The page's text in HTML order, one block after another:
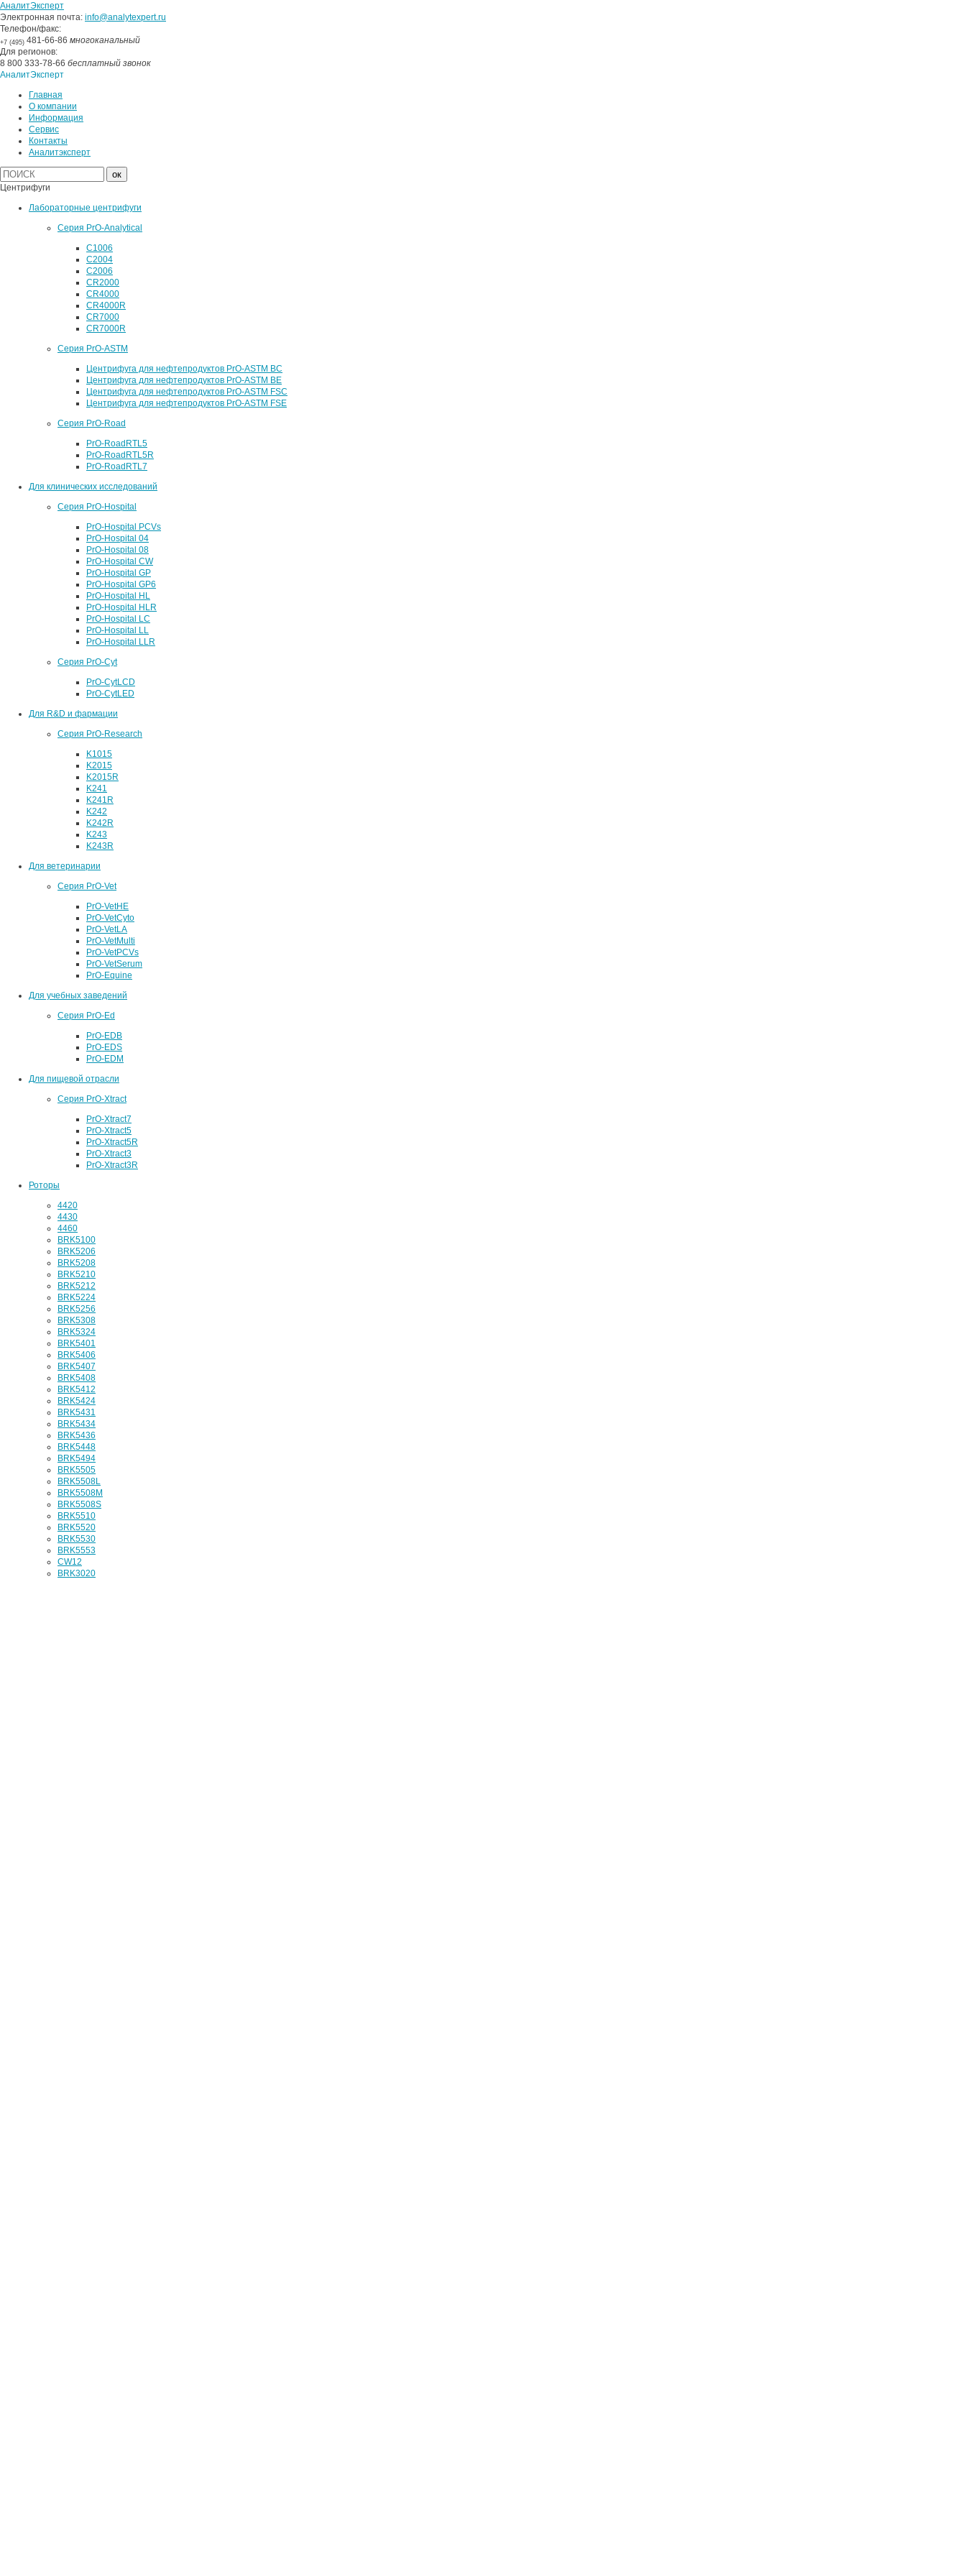
АналитЭксперт
Электронная почта: info@analytexpert.ru
Телефон/факс:
+7 (495) 481-66-86 многоканальный
Для регионов:
8 800 333-78-66 бесплатный звонок
АналитЭксперт
Главная
О компании
Информация
Сервис
Контакты
Аналитэксперт
Центрифуги
Лабораторные центрифуги
Серия PrO-Analytical
C1006
C2004
C2006
CR2000
CR4000
CR4000R
CR7000
CR7000R
Серия PrO-ASTM
Центрифуга для нефтепродуктов PrO-ASTM BC
Центрифуга для нефтепродуктов PrO-ASTM BE
Центрифуга для нефтепродуктов PrO-ASTM FSC
Центрифуга для нефтепродуктов PrO-ASTM FSE
Серия PrO-Road
PrO-RoadRTL5
PrO-RoadRTL5R
PrO-RoadRTL7
Для клинических исследований
Серия PrO-Hospital
PrO-Hospital PCVs
PrO-Hospital 04
PrO-Hospital 08
PrO-Hospital CW
PrO-Hospital GP
PrO-Hospital GP6
PrO-Hospital HL
PrO-Hospital HLR
PrO-Hospital LC
PrO-Hospital LL
PrO-Hospital LLR
Серия PrO-Cyt
PrO-CytLCD
PrO-CytLED
Для R&D и фармации
Серия PrO-Research
K1015
K2015
K2015R
K241
K241R
K242
K242R
K243
K243R
Для ветеринарии
Серия PrO-Vet
PrO-VetHE
PrO-VetCyto
PrO-VetLA
PrO-VetMulti
PrO-VetPCVs
PrO-VetSerum
PrO-Equine
Для учебных заведений
Серия PrO-Ed
PrO-EDB
PrO-EDS
PrO-EDM
Для пищевой отрасли
Серия PrO-Xtract
PrO-Xtract7
PrO-Xtract5
PrO-Xtract5R
PrO-Xtract3
PrO-Xtract3R
Роторы
4420
4430
4460
BRK5100
BRK5206
BRK5208
BRK5210
BRK5212
BRK5224
BRK5256
BRK5308
BRK5324
BRK5401
BRK5406
BRK5407
BRK5408
BRK5412
BRK5424
BRK5431
BRK5434
BRK5436
BRK5448
BRK5494
BRK5505
BRK5508L
BRK5508M
BRK5508S
BRK5510
BRK5520
BRK5530
BRK5553
CW12
BRK3020